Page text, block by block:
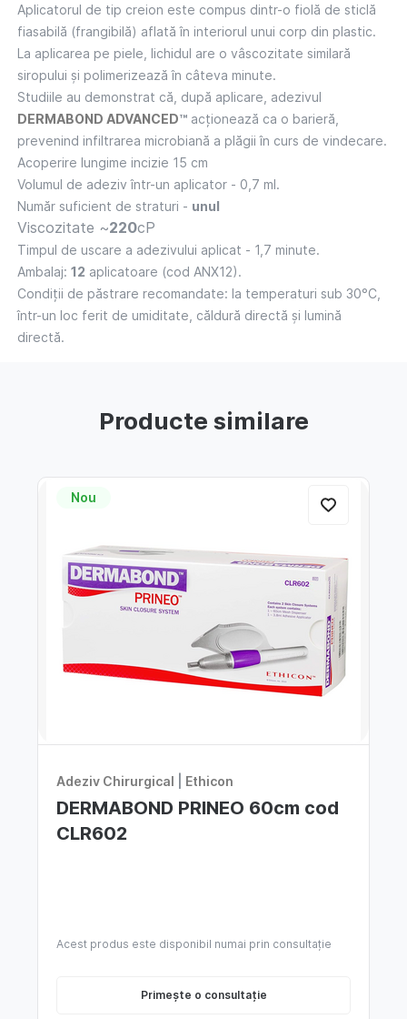
Aplicatorul de tip creion este compus dintr-o fiolă de sticlă
fiasabilă (frangibilă) aflată în interiorul unui corp din plastic.
La aplicarea pe piele, lichidul are o vâscozitate similară
siropului și polimerizează în câteva minute.
Studiile au demonstrat că, după aplicare, adezivul
DERMABOND ADVANCED™acționează ca o barieră,
prevenind infiltrarea microbiană a plăgii în curs de vindecare.
Acoperire lungime incizie 15 cm
Volumul de adeziv într-un aplicator - 0,7 ml.
Număr suficient de straturi - unul
Viscozitate ~220cP
Timpul de uscare a adezivului aplicat - 1,7 minute.
Ambalaj: 12 aplicatoare (cod ANX12).
Condiții de păstrare recomandate: la temperaturi sub 30°C,
într-un loc ferit de umiditate, căldură directă și lumină
directă.
Producte similare
Nou
Adeziv Chirurgical Ethicon
DERMABOND PRINEO 60cm cod
CLR602
Acest produs este disponibil numai prin consultație
Primește o consultație